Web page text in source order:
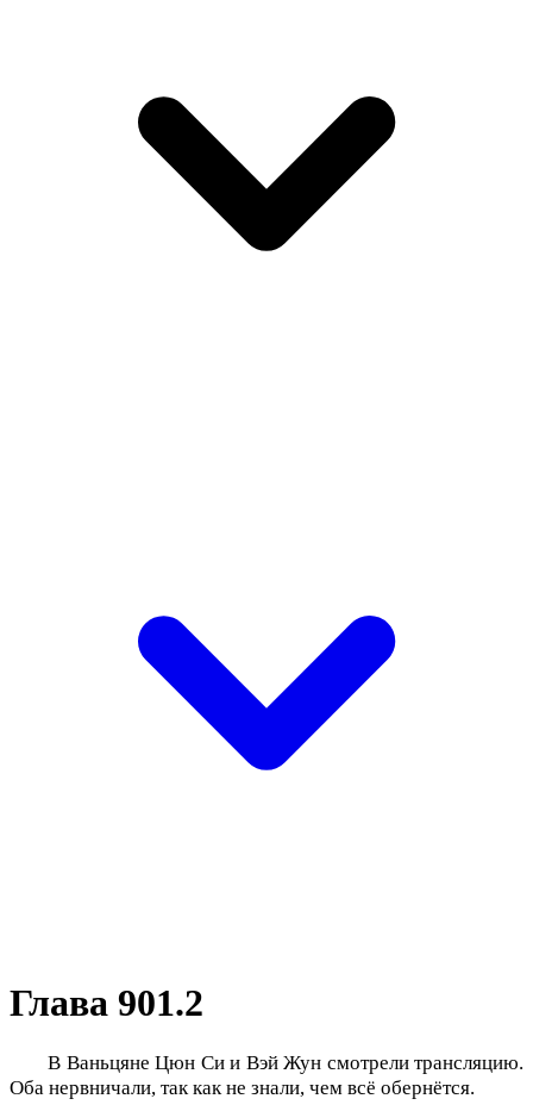
Глава 901.2
В Ваньцяне Цюн Си и Вэй Жун смотрели трансляцию.
Оба нервничали, так как не знали, чем всё обернётся.